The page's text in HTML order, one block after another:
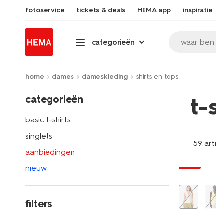
fotoservice tickets & deals HEMA app inspiratie
categorieën waar
home dames dameskleding shirts en tops
categorieën
basic t-shirts
singlets
aanbiedingen
nieuw
filters
t-
159